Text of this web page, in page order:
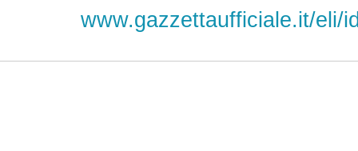
www.gazzettaufficiale.it/eli/